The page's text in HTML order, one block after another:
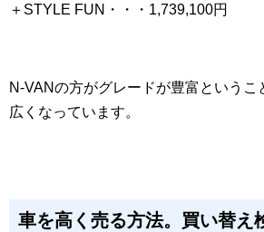
＋STYLE FUN・・・1,739,100円
N-VANの方がグレードが豊富というこ
広くなっています。
車を高く売る方法。買い替え